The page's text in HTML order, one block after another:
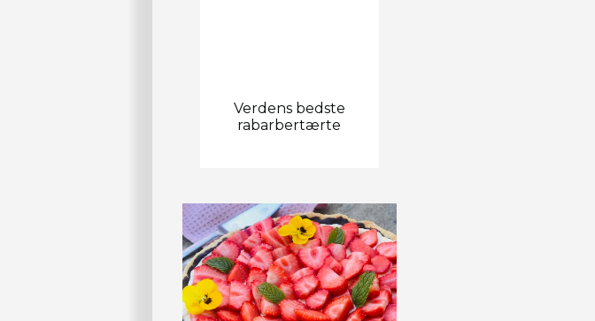
Verdens bedste
rabarbertærte